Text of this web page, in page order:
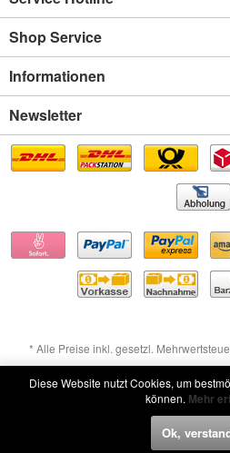
Shop Service
Informationen
Newsletter
* Alle Preise inkl. gesetzl.
Nachnahmegebühren, wenn
Widerruf
Diese Website nutzt Cookies, um
können. Mehr
Ok,